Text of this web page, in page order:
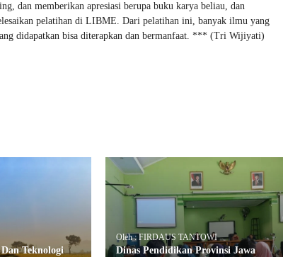
dan memberikan apresiasi berupa buku karya beliau, dan
pelatihan di LIBME. Dari pelatihan ini, banyak ilmu yang
didapatkan bisa diterapkan dan bermanfaat. *** (Tri Wijiyati)
Teknologi
Oleh : FIRDAUS TANTOWI
Dinas Pendidikan Provinsi Jawa